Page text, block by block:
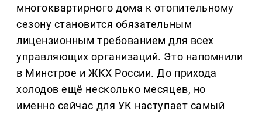
многоквартирного дома к отопительному
сезону становится обязательным
лицензионным требованием для всех
управляющих организаций. Это напомнили
в Минстрое и ЖКХ России. До прихода
холодов ещё несколько месяцев, но
именно сейчас для УК наступает самый